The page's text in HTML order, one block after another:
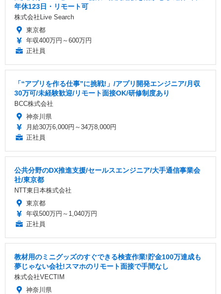
年休123日・リモート可
株式会社Live Search
東京都
年収400万円～600万円
正社員
「“アプリを作る仕事”に挑戦!」/アプリ開発エンジニア/月収
30万可/未経験歓迎/リモート面接OK/研修制度あり
BCC株式会社
神奈川県
月給30万6,000円～34万8,000円
正社員
公共分野のDX推進支援/セールスエンジニア/大手通信事業会
社/東京都
NTT東日本株式会社
東京都
年収500万円～1,040万円
正社員
教材用のミニグッズのすぐできる検査作業!貯金100万達成も
夢じゃない会社!スマホのリモート面接で手間なし
株式会社VECTIM
神奈川県